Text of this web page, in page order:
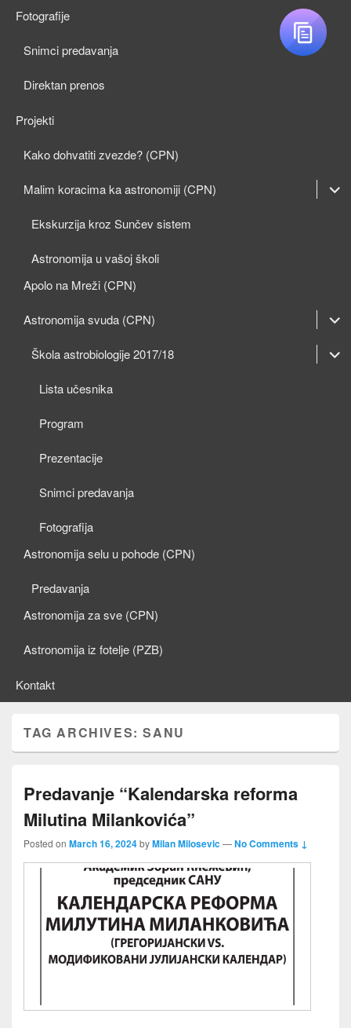
Fotografije
Snimci predavanja
Direktan prenos
Projekti
Kako dohvatiti zvezde? (CPN)
Malim koracima ka astronomiji (CPN)
Ekskurzija kroz Sunčev sistem
Astronomija u vašoj školi
Apolo na Mreži (CPN)
Astronomija svuda (CPN)
menu
Škola astrobiologije 2017/18
Lista učesnika
Program
Prezentacije
Snimci predavanja
Fotografija
Astronomija selu u pohode (CPN)
Predavanja
Astronomija za sve (CPN)
Astronomija iz fotelje (PZB)
Kontakt
TAG ARCHIVES:SANU
Predavanje “Kalendarska reforma
Milutina Milankovića”
Posted on March 16, 2024byMilan Milosevic—No Comments ↓